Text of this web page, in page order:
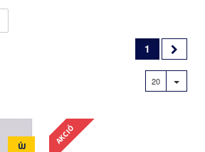
1
20
ÚJ
AKCIÓ